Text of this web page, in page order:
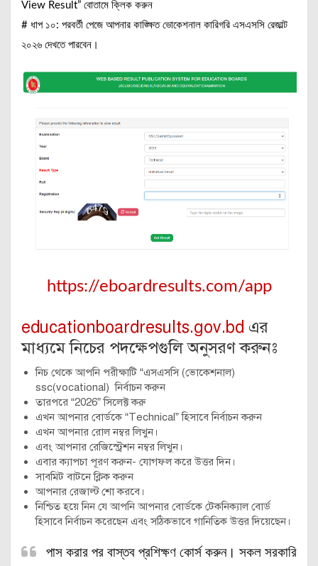
View Result” বোতামে ক্লিক করুন
# ধাপ ১০: পরবর্তী পেজে আপনার কাঙ্ক্ষিত ভোকেশনাল কারিগরি এসএসসি রেজাল্ট
২০২৬ দেখতে পারবেন।
https://eboardresults.com/app
educationboardresults.gov.bd এর
মাধ্যমে নিচের পদক্ষেপগুলি অনুসরণ করুনঃ
নিচ থেকে আপনি পরীক্ষাটি “এসএসসি (ভোকেশনাল)
ssc(vocational) নির্বাচন করুন
তারপরে “2026” সিলেক্ট করু
এখন আপনার বোর্ডকে “Technical” হিসাবে নির্বাচন করুন
এখন আপনার রোল নম্বর লিখুন।
এবং আপনার রেজিস্ট্রেশন নম্বর লিখুন।
এবার ক্যাপচা পূরণ করুন- যোগফল করে উত্তর দিন।
সাবমিট বাটনে ক্লিক করুন
আপনার রেজাল্ট শো করবে।
নিশ্চিত হয়ে নিন যে আপনি আপনার বোর্ডকে টেকনিক্যাল বোর্ড
হিসাবে নির্বাচন করেছেন এবং সঠিকভাবে গানিতিক উত্তর দিয়েছেন।
পাস করার পর বাস্তব প্রশিক্ষণ কোর্স করুন। সকল সরকারি